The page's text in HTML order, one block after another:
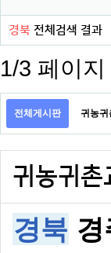
경북 전체검색 결과
1/3 페이
전체게시판 귀농귀
귀농귀촌
경북